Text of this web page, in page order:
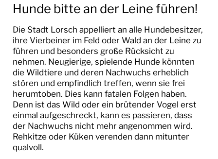
Hunde bitte an der Leine führen!
Die Stadt Lorsch appelliert an alle Hundebesitzer,
ihre Vierbeiner im Feld oder Wald an der Leine zu
führen und besonders große Rücksicht zu
nehmen. Neugierige, spielende Hunde könnten
die Wildtiere und deren Nachwuchs erheblich
stören und empfindlich treffen, wenn sie frei
herumtoben. Dies kann fatalen Folgen haben.
Denn ist das Wild oder ein brütender Vogel erst
einmal aufgeschreckt, kann es passieren, dass
der Nachwuchs nicht mehr angenommen wird.
Rehkitze oder Küken verenden dann mitunter
qualvoll.